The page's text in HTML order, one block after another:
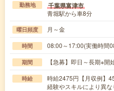
勤務地 千葉県富津市
青堀駅から車8分
曜日頻度 月～金
時間 08:00～17:00(実働時間
期間 【急募】即日～長期※
時給
時給2475円【月収例】
経験やスキルにより異